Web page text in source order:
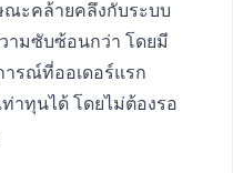
ณะคล้ายคลึงกับระบบ
ามซับซ้อนกว่า โดยมี
ารณ์ที่ออเดอร์แรก
าทุนได้ โดยไม่ต้องรอ